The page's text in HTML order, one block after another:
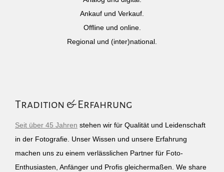
Ankauf und Verkauf.
Offline und online.
Regional und (inter)national.
Tradition & Erfahrung
Seit über 45 Jahren stehen wir für Qualität und Leidenschaft
in der Fotografie. Unser Wissen und unsere Erfahrung
machen uns zu einem verlässlichen Partner für Foto-
Enthusiasten, Anfänger und Profis gleichermaßen. We share